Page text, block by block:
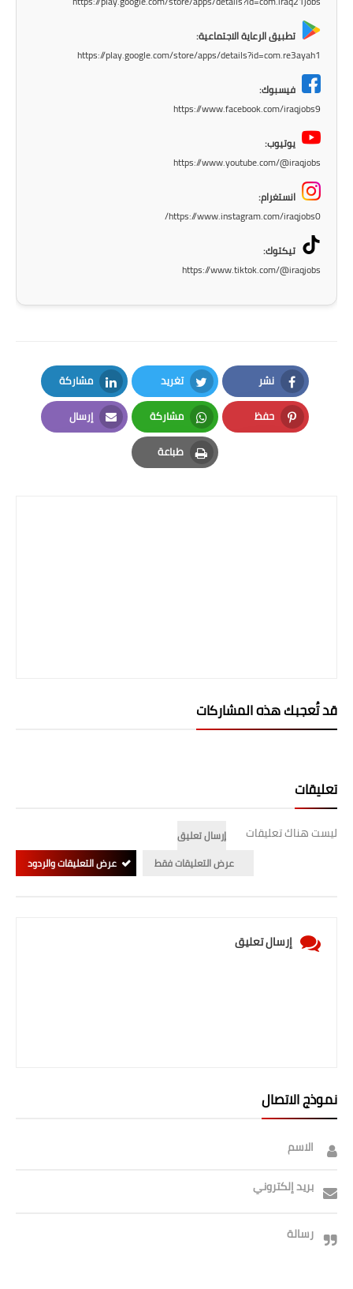
المرحلة المتوسطة
فن ومشاهير
العامة
تطبيق الرعاية الاجتماعية:
https://play.google.com/store/apps/details?id=com.re3ayah1
فيسبوك:
https://www.facebook.com/iraqjobs9
يوتيوب:
https://www.youtube.com/@iraqjobs
انستغرام:
https://www.instagram.com/iraqjobs0/
تيكتوك:
https://www.tiktok.com/@iraqjobs
نشر
Facebook
تغريد
Twitter
مشاركة
LinkedIn
حفظ
Pinterest
مشاركة
Whatsapp
إرسال
Email
طباعة
Print
قد تُعجبك هذه المشاركات
تعليقات
ليست هناك تعليقات
إرسال تعليق
عرض التعليقات فقط
عرض التعليقات والردود
إرسال تعليق
نموذج الاتصال
الاسم
بريد إلكتروني
رسالة